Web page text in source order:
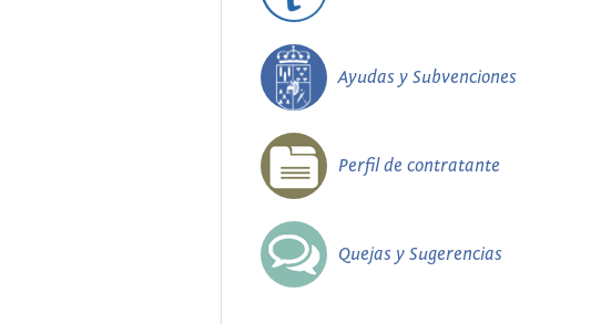
Ayudas y Subvenciones
Perfil de contratante
Quejas y Sugerencias